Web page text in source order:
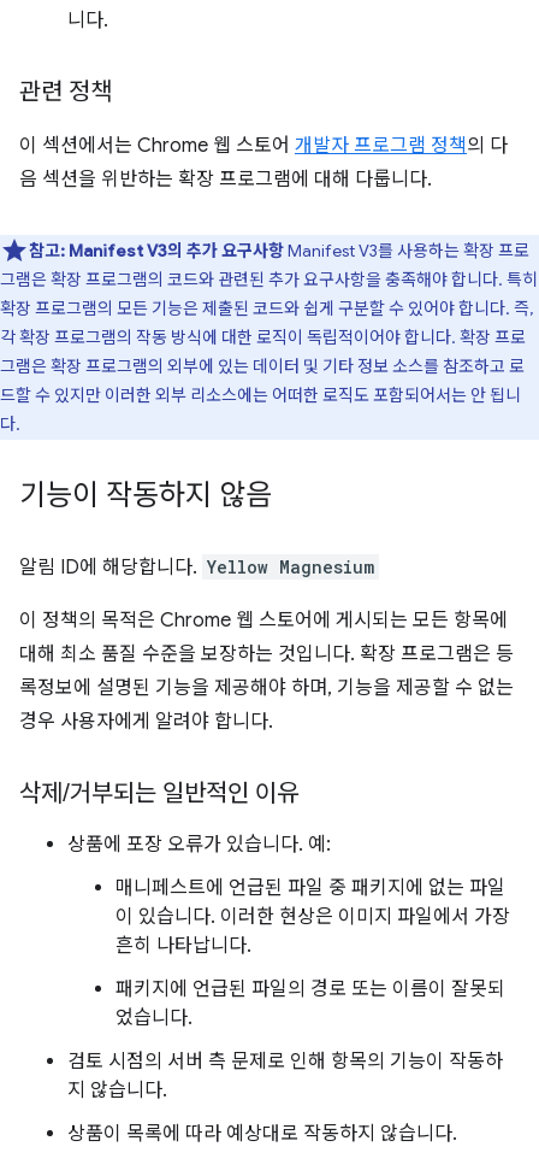
니다.
관련 정책
이 섹션에서는 Chrome 웹 스토어 개발자 프로그램 정책의 다
음 섹션을 위반하는 확장 프로그램에 대해 다룹니다.
참고: Manifest V3의 추가 요구사항Manifest V3를 사용하는 확장 프로
그램은 확장 프로그램의 코드와 관련된 추가 요구사항을 충족해야 합니다. 특히
확장 프로그램의 모든 기능은 제출된 코드와 쉽게 구분할 수 있어야 합니다. 즉,
각 확장 프로그램의 작동 방식에 대한 로직이 독립적이어야 합니다. 확장 프로
그램은 확장 프로그램의 외부에 있는 데이터 및 기타 정보 소스를 참조하고 로
드할 수 있지만 이러한 외부 리소스에는 어떠한 로직도 포함되어서는 안 됩니
다.
기능이 작동하지 않음
알림 ID에 해당합니다. Yellow Magnesium
이 정책의 목적은 Chrome 웹 스토어에 게시되는 모든 항목에
대해 최소 품질 수준을 보장하는 것입니다. 확장 프로그램은 등
록정보에 설명된 기능을 제공해야 하며, 기능을 제공할 수 없는
경우 사용자에게 알려야 합니다.
삭제 /거부되는 일반적인 이유
상품에 포장 오류가 있습니다. 예:
매니페스트에 언급된 파일 중 패키지에 없는 파일
이 있습니다. 이러한 현상은 이미지 파일에서 가장
흔히 나타납니다.
패키지에 언급된 파일의 경로 또는 이름이 잘못되
었습니다.
검토 시점의 서버 측 문제로 인해 항목의 기능이 작동하
지 않습니다.
상품이 목록에 따라 예상대로 작동하지 않습니다.